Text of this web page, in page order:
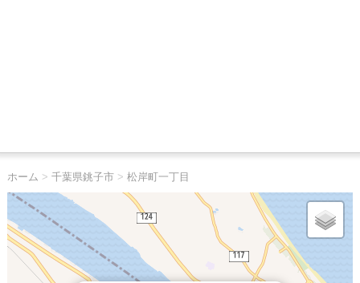
ホーム > 千葉県銚子市> 松岸町一丁目